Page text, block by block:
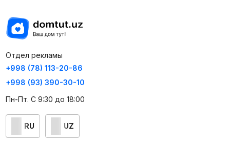
Отдел рекламы
+998 (78) 113-20-86
+998 (93) 390-30-10
Пн-Пт. С 9:30 до 18:00
RU UZ